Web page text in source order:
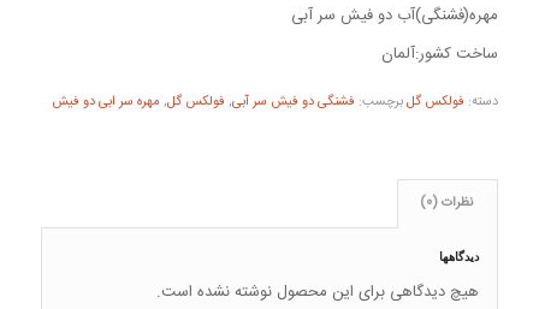
مهره(فشنگی)آب دو فیش سر آبی
ساخت کشور:آلمان
دسته: فولکس گلبرچسب: فشنگی دو فیش سر آبی, فولکس گل, مهره سر ابی دو فیش
نظرات (0)
دیدگاهها
هیچ دیدگاهی برای این محصول نوشته نشده است.